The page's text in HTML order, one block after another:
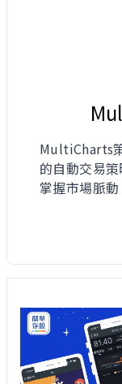
MultiCharts
的自動交易
掌握市場脈